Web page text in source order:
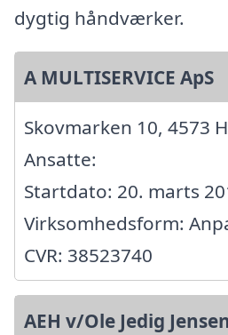
dygtig håndværker.
A MULTISERVICE ApS
Skovmarken 10, 4573
Ansatte:
Startdato: 20. marts
Virksomhedsform:
CVR: 38523740
AEH v/Ole Jedig Jensen